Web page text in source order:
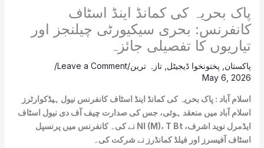
پاک بحریہ کی کمانڈ اینڈ اسٹاف
کانفرنس: بحری سیکیورٹی چیلنجز اور
تیاریوں کا تفصیلی جائزہ
پاکستان پختونخوا ڈیجیٹل تازہ ترین/
Leave a Comment
/
May 6, 2026
اسلام آباد : پاک بحریہ کی کمانڈ اینڈ اسٹاف کانفرنس نیول ہیڈکوارٹرز
اسلام آباد میں منعقد ہوئی، جس کی صدارت چیف آف دی نیول اسٹاف
ایڈمرل نوید اشرف، NI (M)، T Bt نے کی۔ کانفرنس میں پرنسپل
اسٹاف آفیسرز اور فیلڈ کمانڈرز نے شرکت کی۔